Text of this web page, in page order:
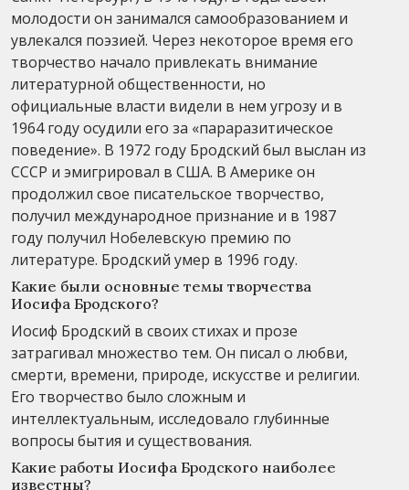
молодости он занимался самообразованием и
увлекался поэзией. Через некоторое время его
творчество начало привлекать внимание
литературной общественности, но
официальные власти видели в нем угрозу и в
1964 году осудили его за «параразитическое
поведение». В 1972 году Бродский был выслан из
СССР и эмигрировал в США. В Америке он
продолжил свое писательское творчество,
получил международное признание и в 1987
году получил Нобелевскую премию по
литературе. Бродский умер в 1996 году.
Какие были основные темы творчества
Иосифа Бродского?
Иосиф Бродский в своих стихах и прозе
затрагивал множество тем. Он писал о любви,
смерти, времени, природе, искусстве и религии.
Его творчество было сложным и
интеллектуальным, исследовало глубинные
вопросы бытия и существования.
Какие работы Иосифа Бродского наиболее
известны?